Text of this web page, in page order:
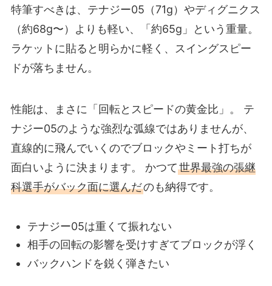
特筆すべきは、テナジー05（71g）やディグニクス
（約68g〜）よりも軽い、「約65g」という重量。
ラケットに貼ると明らかに軽く、スイングスピー
ドが落ちません。
性能は、まさに「回転とスピードの黄金比」。 テ
ナジー05のような強烈な弧線ではありませんが、
直線的に飛んでいくのでブロックやミート打ちが
面白いように決まります。 かつて世界最強の張継
科選手がバック面に選んだのも納得です。
テナジー05は重くて振れない
相手の回転の影響を受けすぎてブロックが浮く
バックハンドを鋭く弾きたい